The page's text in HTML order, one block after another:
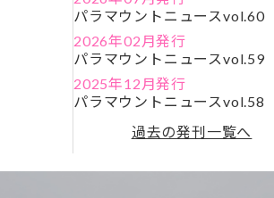
パラマウントニュースvol.60
2026年02月発行
パラマウントニュースvol.59
2025年12月発行
パラマウントニュースvol.58
過去の発刊一覧へ